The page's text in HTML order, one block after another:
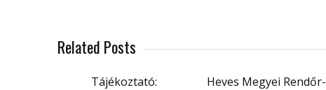
Related Posts
Tájékoztató:
Heves Megyei Rendőr-